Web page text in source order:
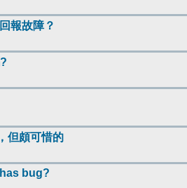
報故障？
但頗可惜的
bug?